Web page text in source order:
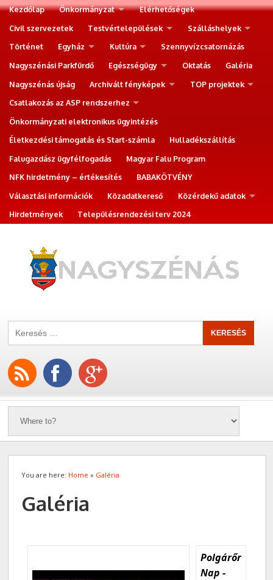
Kezdőlap Önkormányzat
Elérhetőségek
Civil szervezetek
Testvértelepülések
Szálláshelyek
Történet
Egyház Kultúra
Szennyvízcsatornázás
Nagyszénási Parkfürdő
Egészségügy Oktatás
Galéria
Nagyszénás újság
Archivált fényképek
TOP projektek
Csatlakozás az ASP rendszerhez
Önkormányzati elektronikus ügyintézés
Életkezdési támogatás és Start-számla
Hulladékszállítás
Falugazdász ügyfélfogadás
Magyar Falu Program
NFK hirdetmény – értékesítés
BABAKÖTVÉNY
Választási információk
Közadatkereső
Közérdekű adatok
Hirdetmények
Településrendezési terv 2024
You are here: Home » Galéria
Galéria
Polgárőr
Nap -